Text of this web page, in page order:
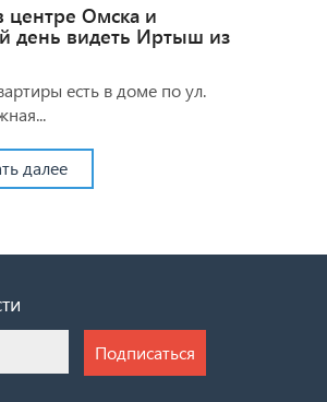
центре Омска и
день видеть Иртыш из
есть в доме по ул.
далее
Подписаться